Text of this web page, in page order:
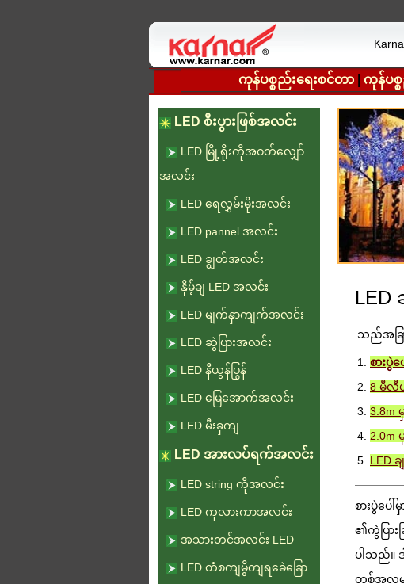
ကုန်ပစ္စည်းရေးစင်တာ ကုန်ပ
သည်အခြာ
1. စားပွဲ
2. 8 မီလီ
3. 3.8m
4. 2.0m
5. LED
စားပွဲပေ
၏ကွဲပြား
ပါသည်။
တစ်အလွမ
LED စီးပွားဖြစ်အလင်း
LED မြို့ရိုးကိုအဝတ်လျှော်
အလင်း
LED ရေလွှမ်းမိုးအလင်း
LED pannel အလင်း
LED ချွတ်အလင်း
နှိမ့်ချ LED အလင်း
LED မျက်နှာကျက်အလင်း
LED ဆွဲပြားအလင်း
LED နီယွန်ပြွန်
LED မြေအောက်အလင်း
LED မီးခှကျ
LED အားလပ်ရက်အလင်း
LED string ကိုအလင်း
LED ကုလားကာအလင်း
အသားတင်အလင်း LED
LED တံစကျမွိတျရခေဲခြော